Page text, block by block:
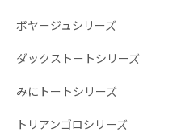
ボヤージュシリーズ
ダックストートシリーズ
みにトートシリーズ
トリアンゴロシリーズ